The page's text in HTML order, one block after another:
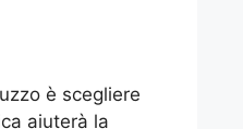
è scegliere
aiuterà la